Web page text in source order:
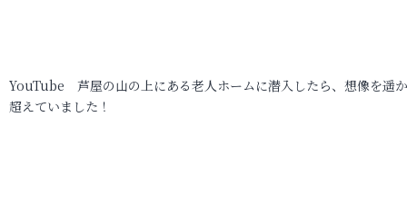
YouTube 芦屋の山の上にある老人ホームに潜入したら、想像を遥
超えていました！